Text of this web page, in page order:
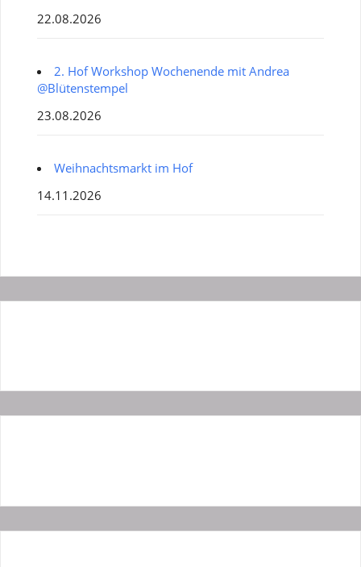
22.08.2026
2. Hof Workshop Wochenende mit Andrea
@Blütenstempel
23.08.2026
Weihnachtsmarkt im Hof
14.11.2026